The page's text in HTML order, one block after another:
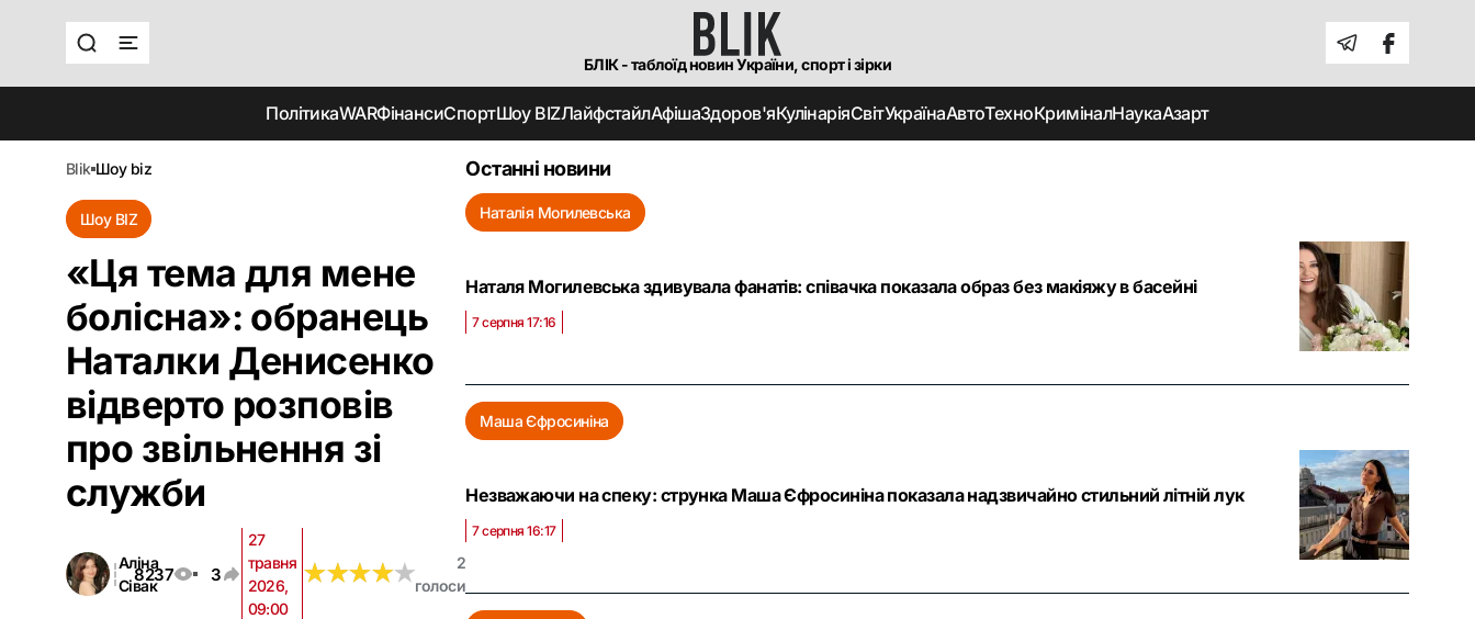
БЛІК - таблоїд новин України, спорт і зірки
ПолітикаWARФінансиСпортШоу BIZЛайфстайлАфішаЗдоров'яКулінаріяСвітУкраїнаАвтоТехноКриміналНаукаАзарт
blik шоу biz
Шоу BIZ
«Ця тема для мене
болісна»: обранець
Наталки Денисенко
відверто розповів
про звільнення зі
служби
Аліна
Сівак
8237 3
27
травня
2026,
09:00
★★★★★
★★★★★
2
голоси
Останні новини
Наталія Могилевська
Наталя Могилевська здивувала фанатів: співачка показала образ без макіяжу в басейні
7 серпня 17:16
Маша Єфросиніна
Незважаючи на спеку: струнка Маша Єфросиніна показала надзвичайно стильний літній лук
7 серпня 16:17